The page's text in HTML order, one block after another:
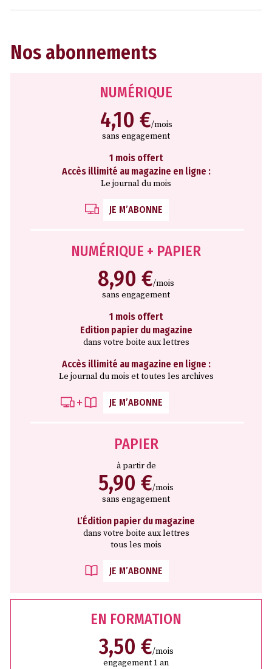
Nos abonnements
NUMÉRIQUE
4,10 €/mois
sans engagement
1 mois offert
Accès illimité au magazine en ligne :
Le journal du mois
JE M’ABONNE
NUMÉRIQUE + PAPIER
8,90 €/mois
sans engagement
1 mois offert
Edition papier du magazine
dans votre boite aux lettres
Accès illimité au magazine en ligne :
Le journal du mois et toutes les archives
JE M’ABONNE
PAPIER
à partir de
5,90 €/mois
sans engagement
L’Édition papier du magazine
dans votre boite aux lettres
tous les mois
JE M’ABONNE
EN FORMATION
3,50 €/mois
engagement 1 an